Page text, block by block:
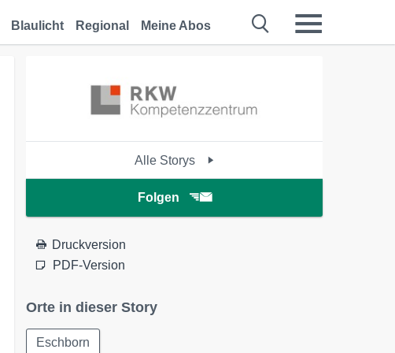
Blaulicht Regional Meine Abos
Alle Storys
Folgen
Druckversion
PDF-Version
Orte in dieser Story
Eschborn